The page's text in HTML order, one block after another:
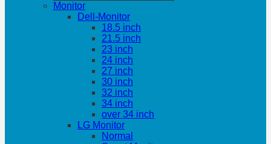
Monitor
Dell-Monitor
18.5 inch
21.5 inch
23 inch
24 inch
27 inch
30 inch
32 inch
34 inch
over 34 inch
LG Monitor
Normal